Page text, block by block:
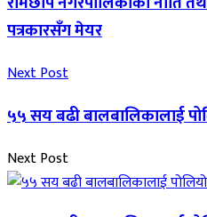
पत्रकारसँग मेयर
Next Post
५५ सय बढी बालबालिकालाई
Next Post